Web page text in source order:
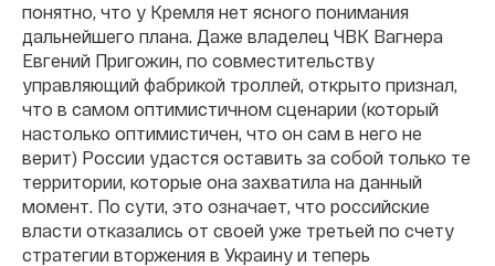
понятно, что у Кремля нет ясного понимания
дальнейшего плана. Даже владелец ЧВК Вагнера
Евгений Пригожин, по совместительству
управляющий фабрикой троллей, открыто признал,
что в самом оптимистичном сценарии (который
настолько оптимистичен, что он сам в него не
верит) России удастся оставить за собой только те
территории, которые она захватила на данный
момент. По сути, это означает, что российские
власти отказались от своей уже третьей по счету
стратегии вторжения в Украину и теперь